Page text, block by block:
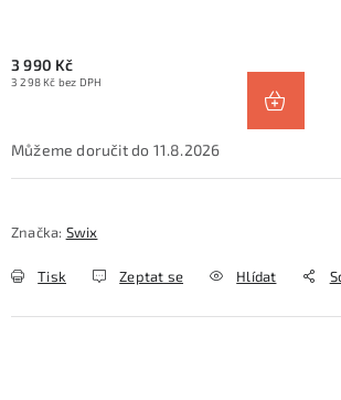
3 990 Kč
3 298 Kč bez DPH
11.8.2026
Značka: Swix
Tisk Zeptat se Hlídat